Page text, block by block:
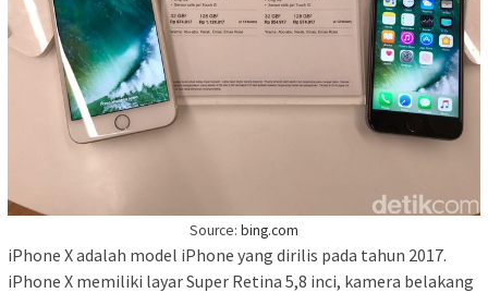
Source: bing.com
iPhone X adalah model iPhone yang dirilis pada tahun 2017.
iPhone X memiliki layar Super Retina 5,8 inci, kamera belakang